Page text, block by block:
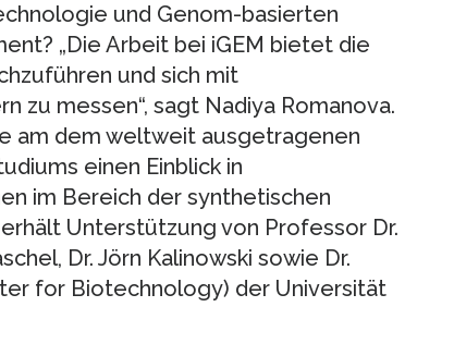
und Genom-basierten
„Die Arbeit bei iGEM bietet die
und sich mit
zu messen“, sagt Nadiya Romanova.
am dem weltweit ausgetragenen
einen Einblick in
im Bereich der synthetischen
Unterstützung von Professor Dr.
Dr. Jörn Kalinowski sowie Dr.
for Biotechnology) der Universität